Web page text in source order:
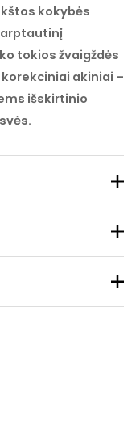
kokybės
tokios žvaigždės
akiniai –
išskirtinio